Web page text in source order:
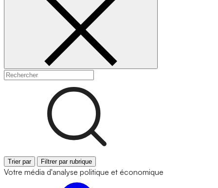
Trier par Filtrer par rubrique
Votre média d'analyse politique et économique